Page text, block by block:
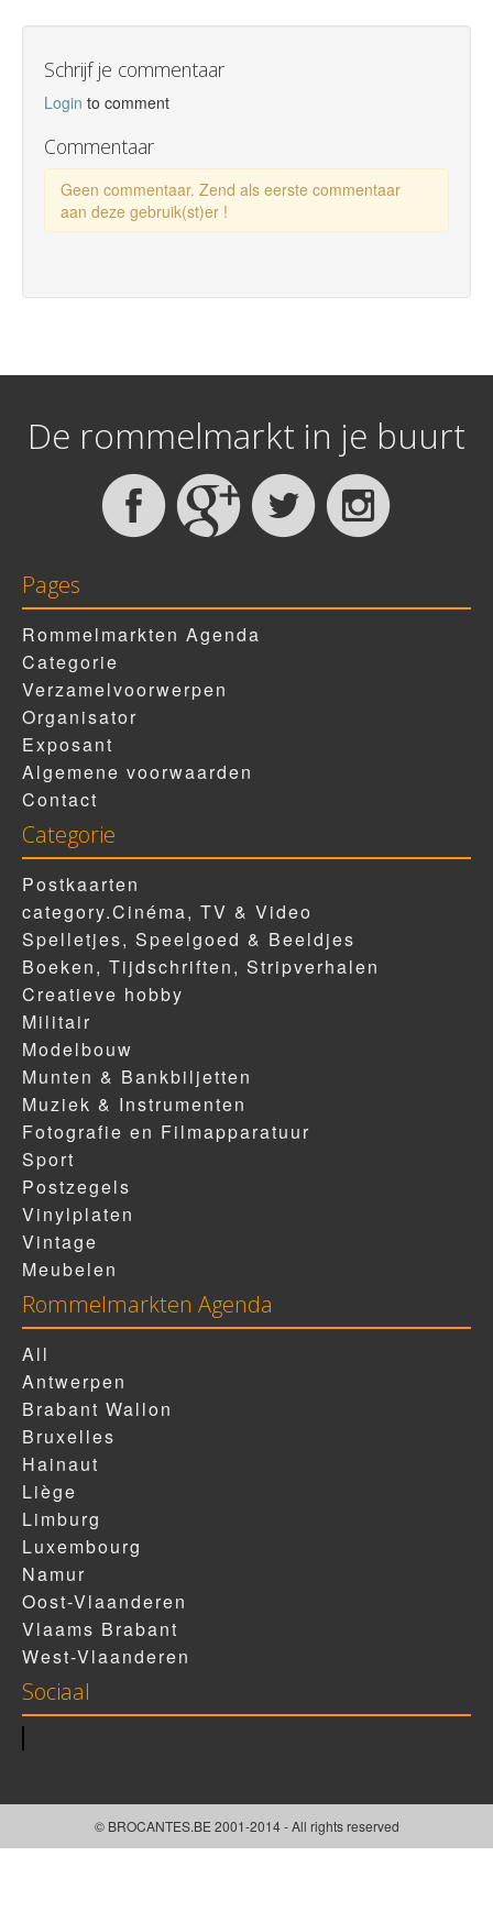
Schrijf je commentaar
Login to comment
Commentaar
Geen commentaar. Zend als eerste commentaar
aan deze gebruik(st)er !
De rommelmarkt in je buurt
Pages
Rommelmarkten Agenda
Categorie
Verzamelvoorwerpen
Organisator
Exposant
Algemene voorwaarden
Contact
Categorie
Postkaarten
category.Cinéma, TV & Video
Spelletjes, Speelgoed & Beeldjes
Boeken, Tijdschriften, Stripverhalen
Creatieve hobby
Militair
Modelbouw
Munten & Bankbiljetten
Muziek & Instrumenten
Fotografie en Filmapparatuur
Sport
Postzegels
Vinylplaten
Vintage
Meubelen
Rommelmarkten Agenda
All
Antwerpen
Brabant Wallon
Bruxelles
Hainaut
Liège
Limburg
Luxembourg
Namur
Oost-Vlaanderen
Vlaams Brabant
West-Vlaanderen
Sociaal
© BROCANTES.BE 2001-2014 - All rights reserved